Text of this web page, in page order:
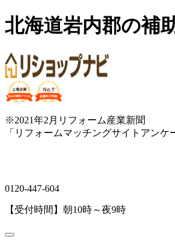
北海道岩内郡の補
※2021年2月リフォーム産業新聞
「リフォームマッチングサイトアンケ
0120-447-604
【受付時間】朝10時～夜9時